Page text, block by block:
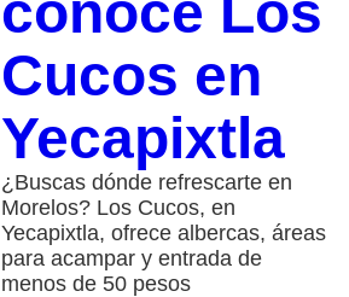
Cucos en
Yecapixtla
¿Buscas dónde refrescarte en
Morelos? Los Cucos, en
Yecapixtla, ofrece albercas, áreas
para acampar y entrada de
menos de 50 pesos